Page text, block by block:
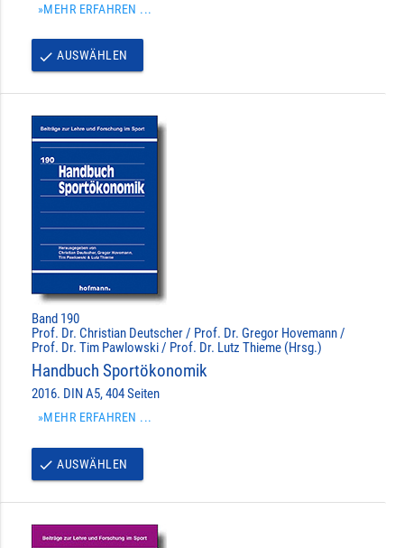
»MEHR ERFAHREN ...
done AUSWÄHLEN
Band 190
Prof. Dr. Christian Deutscher / Prof. Dr. Gregor Hovemann /
Prof. Dr. Tim Pawlowski / Prof. Dr. Lutz Thieme (Hrsg.)
Handbuch Sportökonomik
2016. DIN A5, 404 Seiten
»MEHR ERFAHREN ...
done AUSWÄHLEN